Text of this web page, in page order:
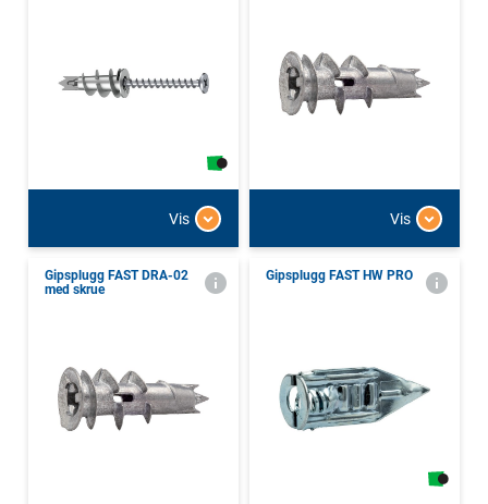
Vis Vis
Gipsplugg FAST DRA-02
med skrue
Gipsplugg FAST HW PRO